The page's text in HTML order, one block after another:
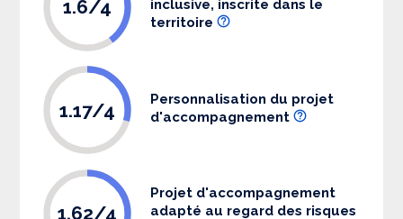
1.6/4
inclusive, inscrite dans le
territoire
1.17/4
Personnalisation du projet
d'accompagnement
1.62/4
Projet d'accompagnement
adapté au regard des risques